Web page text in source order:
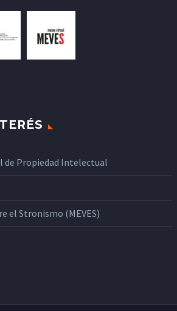
de Propiedad Intelectual
el Stronismo (MEVES)